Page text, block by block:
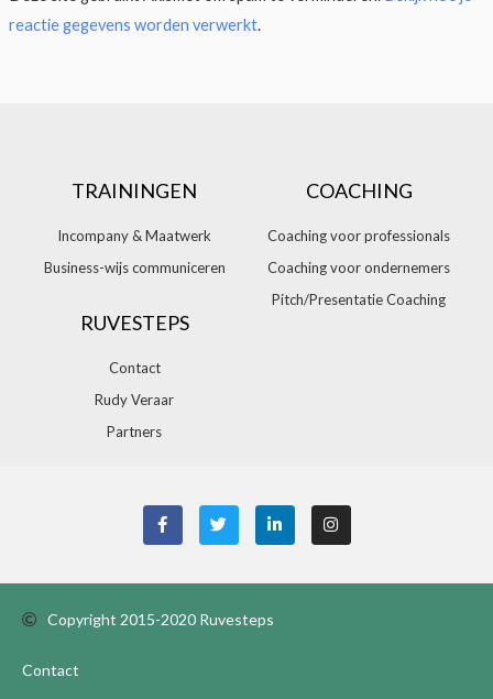
reactie gegevens worden verwerkt.
TRAININGEN
Incompany & Maatwerk
Business-wijs communiceren
COACHING
Coaching voor professionals
Coaching voor ondernemers
Pitch/Presentatie Coaching
RUVESTEPS
Contact
Rudy Veraar
Partners
Copyright 2015-2020 Ruvesteps
Contact